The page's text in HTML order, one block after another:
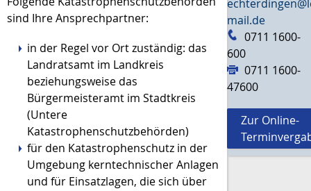
sind Ihre Ansprechpartner:
in der Regel vor Ort zuständig: das
Landratsamt im Landkreis
beziehungsweise das
Bürgermeisteramt im Stadtkreis
(Untere
Katastrophenschutzbehörden)
für den Katastrophenschutz in der
Umgebung kerntechnischer Anlagen
und für Einsatzlagen, die sich über
mail.de
0711 1600-
600
0711 1600-
47600
Zur Online-